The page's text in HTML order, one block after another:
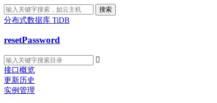
搜索
分布式数据库 TiDB
resetPassword

接口概览
更新历史
实例管理